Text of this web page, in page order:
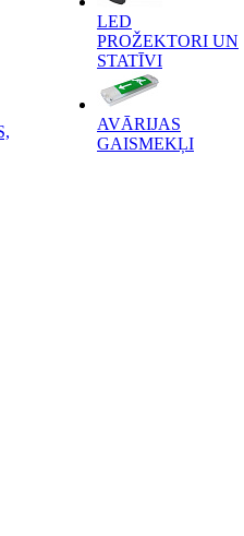
LED
PROŽEKTORI UN
STATĪVI
AVĀRIJAS
GAISMEKĻI